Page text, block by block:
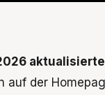
auf der